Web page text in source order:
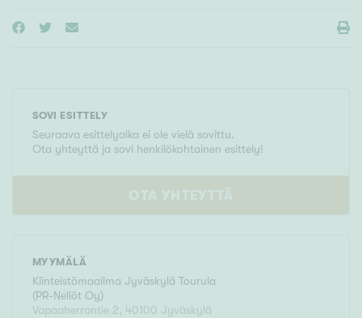
SOVI ESITTELY
Seuraava esittelyaika ei ole vielä sovittu.
Ota yhteyttä ja sovi henkilökohtainen esittely!
OTA YHTEYTTÄ
MYYMÄLÄ
Kiinteistömaailma Jyväskylä Tourula
(PR-Neliöt Oy)
Vapaaherrantie 2, 40100 Jyväskylä